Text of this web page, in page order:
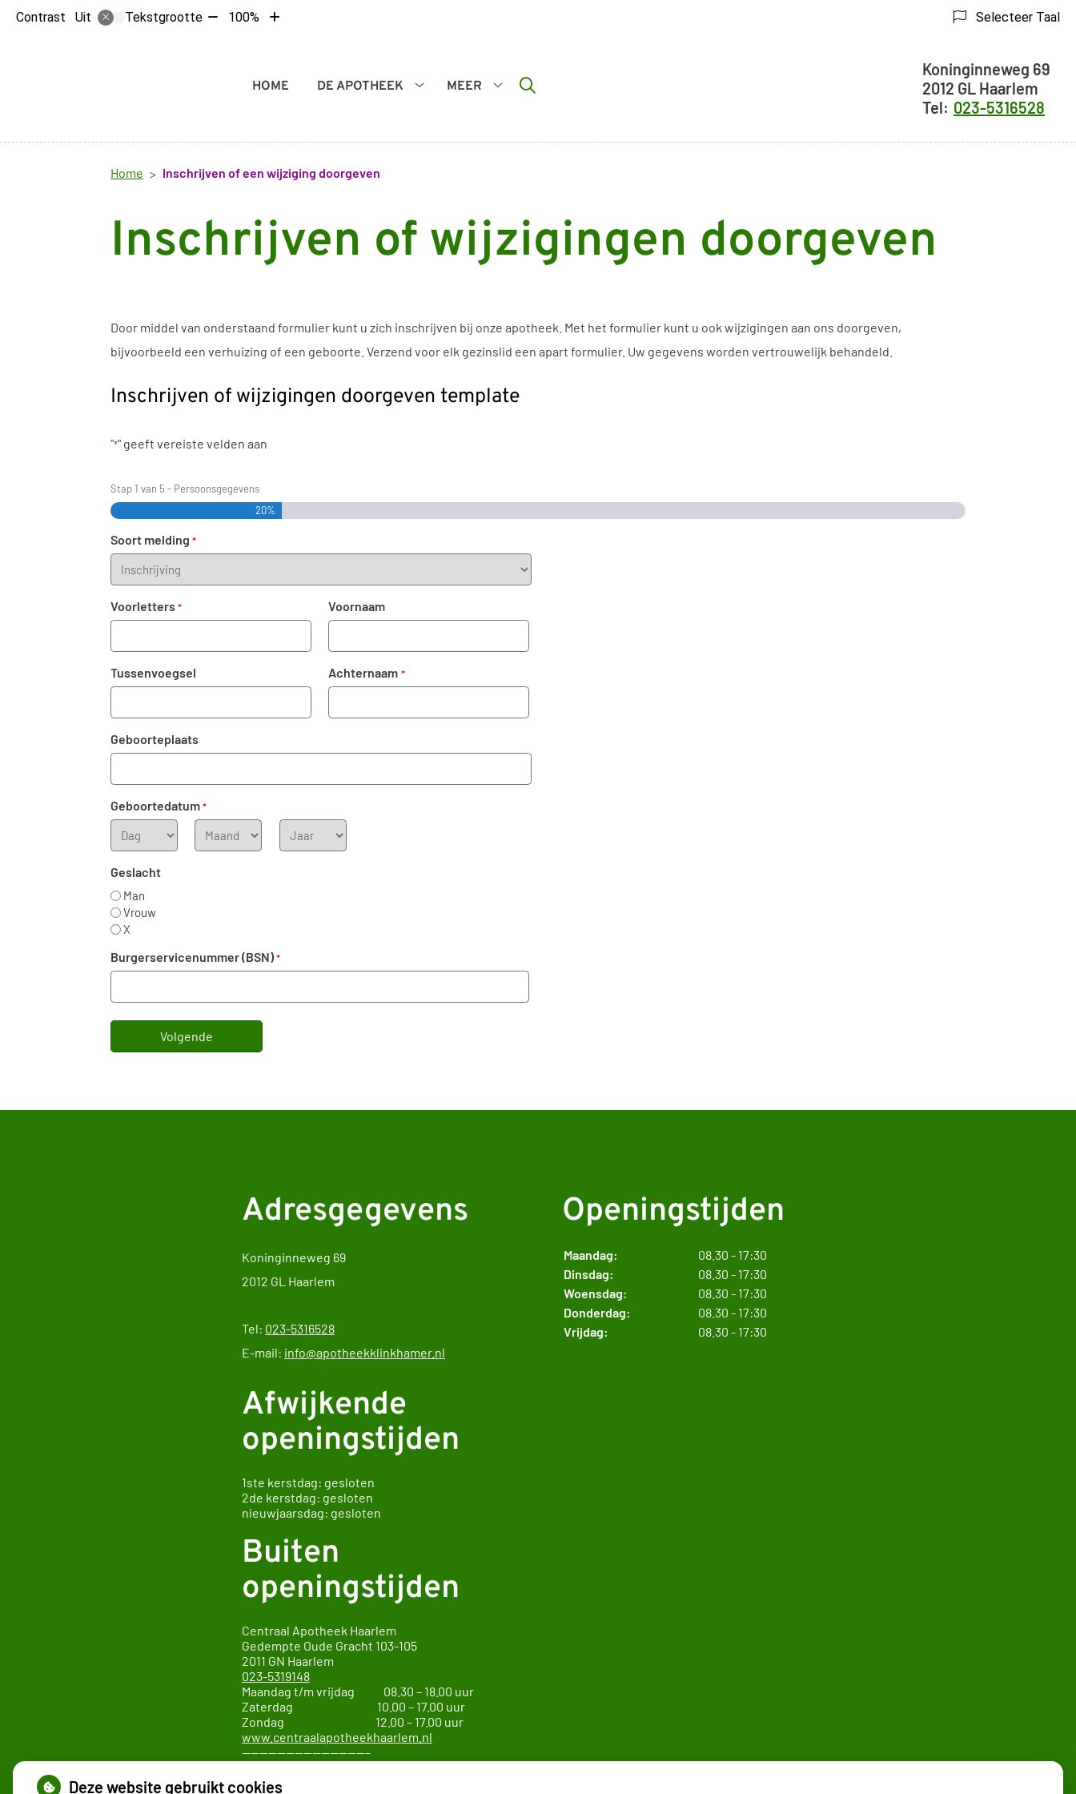
Contrast Uit Tekstgrootte Tekst100%
Tekst
Selecteer Taal
Hoofdmenu
HOME
DE APOTHEEK
MEER
Koninginneweg 69
2012 GL Haarlem
023-5316528
Home Inschrijven of een wijziging doorgeven
Inschrijven of wijzigingen doorgeven
Door middel van onderstaand formulier kunt u zich inschrijven bij onze apotheek. Met het formulier kunt u ook wijzigingen aan ons doorgeven,
bijvoorbeeld een verhuizing of een geboorte. Verzend voor elk gezinslid een apart formulier. Uw gegevens worden vertrouwelijk behandeld.
Inschrijven of wijzigingen doorgeven template
"*" geeft vereiste velden aan
Stap 1 van 5 - Persoonsgegevens
20%
Soort melding *
Voorletters * Voornaam
Tussenvoegsel Achternaam *
Geboorteplaats
Geboortedatum *
Dag Maand Jaar
Geslacht
Man
Vrouw
X
Burgerservicenummer (BSN) *
Adresgegevens
Koninginneweg 69
2012 GL Haarlem
Tel: 023-5316528
E-mail: info@apotheekklinkhamer.nl
Afwijkende
openingstijden
1ste kerstdag: gesloten
2de kerstdag: gesloten
nieuwjaarsdag: gesloten
Buiten
openingstijden
Centraal Apotheek Haarlem
Gedempte Oude Gracht 103-105
2011 GN Haarlem
023-5319148
Maandag t/m vrijdag 08.30 – 18.00 uur
Zaterdag 10.00 – 17.00 uur
Zondag 12.00 – 17.00 uur
www.centraalapotheekhaarlem.nl
——————————————–
Boerhaavelaan 22
Openingstijden
Maandag:
08.30 - 17:30
Dinsdag:
08.30 - 17:30
Woensdag:
08.30 - 17:30
Donderdag:
08.30 - 17:30
Vrijdag:
08.30 - 17:30
Deze website gebruikt cookies